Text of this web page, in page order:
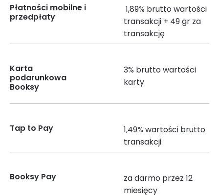
Płatności mobilne i
przedpłaty
1,89% brutto wartości
transakcji + 49 gr za
transakcję
Karta
podarunkowa
Booksy
3% brutto wartości
karty
Tap to Pay
1,49% wartości brutto
transakcji
Booksy Pay
za darmo przez 12
miesięcy